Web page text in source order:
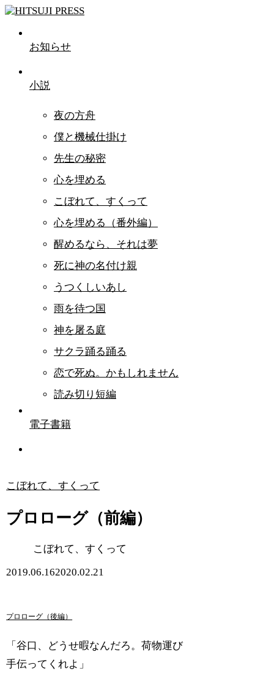
お知らせ
小説
夜の方舟
僕と機械仕掛け
先生の秘密
心を埋める
こぼれて、すくって
心を埋める（番外編）
醒めるなら、それは夢
死に神の名付け親
うつくしいあし
雨を待つ国
神を屠る庭
サクラ踊る踊る
恋で死ぬ。かもしれません
読み切り短編
電子書籍
こぼれて、すくって
プロローグ（前編）
こぼれて、すくって
2019.06.162020.02.21
プロローグ（後編）
「谷口、どうせ暇なんだろ。荷物運び
手伝ってくれよ」